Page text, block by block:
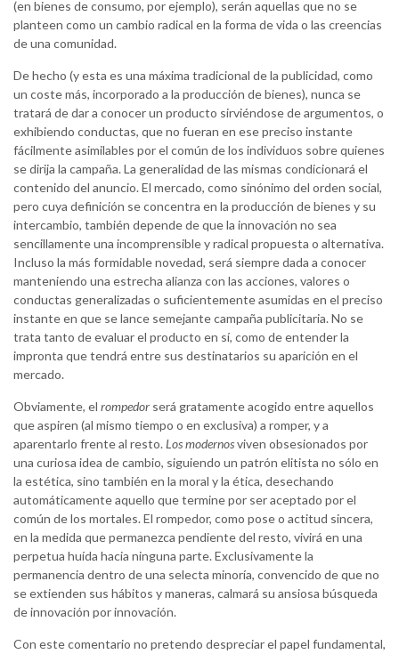
(en bienes de consumo, por ejemplo), serán aquellas que no se
planteen como un cambio radical en la forma de vida o las creencias
de una comunidad.
De hecho (y esta es una máxima tradicional de la publicidad, como
un coste más, incorporado a la producción de bienes), nunca se
tratará de dar a conocer un producto sirviéndose de argumentos, o
exhibiendo conductas, que no fueran en ese preciso instante
fácilmente asimilables por el común de los individuos sobre quienes
se dirija la campaña. La generalidad de las mismas condicionará el
contenido del anuncio. El mercado, como sinónimo del orden social,
pero cuya definición se concentra en la producción de bienes y su
intercambio, también depende de que la innovación no sea
sencillamente una incomprensible y radical propuesta o alternativa.
Incluso la más formidable novedad, será siempre dada a conocer
manteniendo una estrecha alianza con las acciones, valores o
conductas generalizadas o suficientemente asumidas en el preciso
instante en que se lance semejante campaña publicitaria. No se
trata tanto de evaluar el producto en sí, como de entender la
impronta que tendrá entre sus destinatarios su aparición en el
mercado.
Obviamente, el rompedor será gratamente acogido entre aquellos
que aspiren (al mismo tiempo o en exclusiva) a romper, y a
aparentarlo frente al resto.Los modernosviven obsesionados por
una curiosa idea de cambio, siguiendo un patrón elitista no sólo en
la estética, sino también en la moral y la ética, desechando
automáticamente aquello que termine por ser aceptado por el
común de los mortales. El rompedor, como pose o actitud sincera,
en la medida que permanezca pendiente del resto, vivirá en una
perpetua huída hacia ninguna parte. Exclusivamente la
permanencia dentro de una selecta minoría, convencido de que no
se extienden sus hábitos y maneras, calmará su ansiosa búsqueda
de innovación por innovación.
Con este comentario no pretendo despreciar el papel fundamental,